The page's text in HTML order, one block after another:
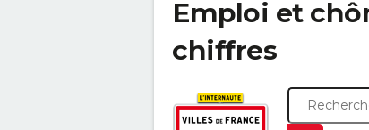
Emploi et
chiffres